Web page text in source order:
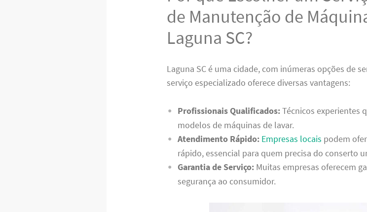
de Manutenção de
Laguna SC?
Laguna SC é uma cidade, com inúmeras opções de
serviço especializado oferece diversas vantagens:
Profissionais Qualificados:Técnicos experientes
modelos de máquinas de lavar.
Atendimento Rápido: Empresas locais podem
rápido, essencial para quem precisa do conserto
Garantia de Serviço:Muitas empresas oferecem
segurança ao consumidor.